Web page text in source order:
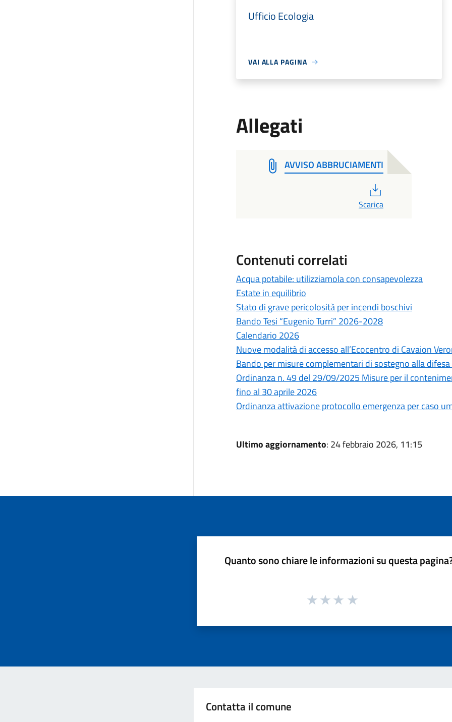
Ufficio Ecologia
VAI ALLA PAGINA
Allegati
AVVISO ABBRUCIAMENTI
Scarica
Contenuti correlati
Acqua potabile: utilizziamola con consapevolezza
Estate in equilibrio
Stato di grave pericolosità per incendi boschivi
Bando Tesi “Eugenio Turri” 2026-2028
Calendario 2026
Nuove modalità di accesso all’Ecocentro di Cavaion
Bando per misure complementari di sostegno alla
Ordinanza n. 49 del 29/09/2025 Misure per il
fino al 30 aprile 2026
Ordinanza attivazione protocollo emergenza per caso
Ultimo aggiornamento: 24 febbraio 2026, 11:15
Quanto sono chiare le informazioni su questa
Contatta il comune